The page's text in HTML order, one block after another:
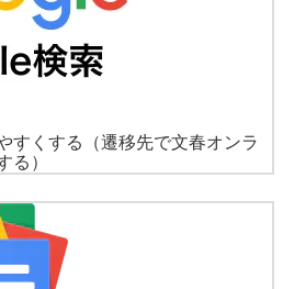
すくする
（遷移先で文春オンラ
る）